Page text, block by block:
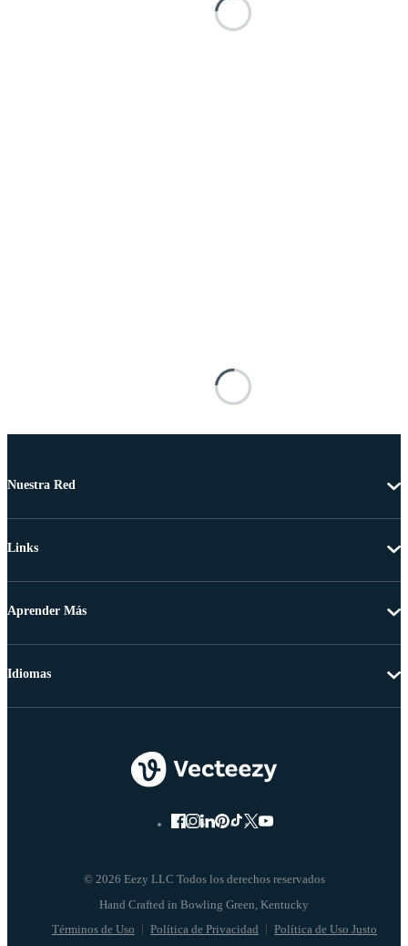
Nuestra Red
Links
Aprender Más
© 2026 Eezy LLC Todos los derechos reservados
Términos de Uso Política de Privacidad Política de Uso Justo
Idiomas